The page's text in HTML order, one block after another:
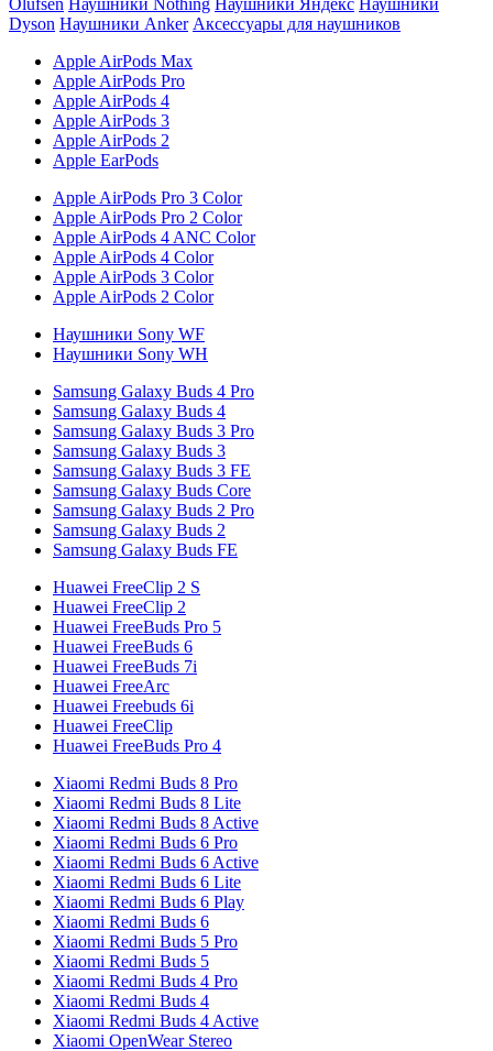
Olufsen Наушники Nothing Наушники Яндекс Наушники
Dyson Наушники Anker Аксессуары для наушников
Apple AirPods Max
Apple AirPods Pro
Apple AirPods 4
Apple AirPods 3
Apple AirPods 2
Apple EarPods
Apple AirPods Pro 3 Color
Apple AirPods Pro 2 Color
Apple AirPods 4 ANC Color
Apple AirPods 4 Color
Apple AirPods 3 Color
Apple AirPods 2 Color
Наушники Sony WF
Наушники Sony WH
Samsung Galaxy Buds 4 Pro
Samsung Galaxy Buds 4
Samsung Galaxy Buds 3 Pro
Samsung Galaxy Buds 3
Samsung Galaxy Buds 3 FE
Samsung Galaxy Buds Core
Samsung Galaxy Buds 2 Pro
Samsung Galaxy Buds 2
Samsung Galaxy Buds FE
Huawei FreeClip 2 S
Huawei FreeClip 2
Huawei FreeBuds Pro 5
Huawei FreeBuds 6
Huawei FreeBuds 7i
Huawei FreeArc
Huawei Freebuds 6i
Huawei FreeClip
Huawei FreeBuds Pro 4
Xiaomi Redmi Buds 8 Pro
Xiaomi Redmi Buds 8 Lite
Xiaomi Redmi Buds 8 Active
Xiaomi Redmi Buds 6 Pro
Xiaomi Redmi Buds 6 Active
Xiaomi Redmi Buds 6 Lite
Xiaomi Redmi Buds 6 Play
Xiaomi Redmi Buds 6
Xiaomi Redmi Buds 5 Pro
Xiaomi Redmi Buds 5
Xiaomi Redmi Buds 4 Pro
Xiaomi Redmi Buds 4
Xiaomi Redmi Buds 4 Active
Xiaomi OpenWear Stereo